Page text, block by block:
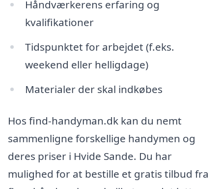
Håndværkerens erfaring og
kvalifikationer
Tidspunktet for arbejdet (f.eks.
weekend eller helligdage)
Materialer der skal indkøbes
Hos find-handyman.dk kan du nemt
sammenligne forskellige handymen og
deres priser i Hvide Sande. Du har
mulighed for at bestille et gratis tilbud fra